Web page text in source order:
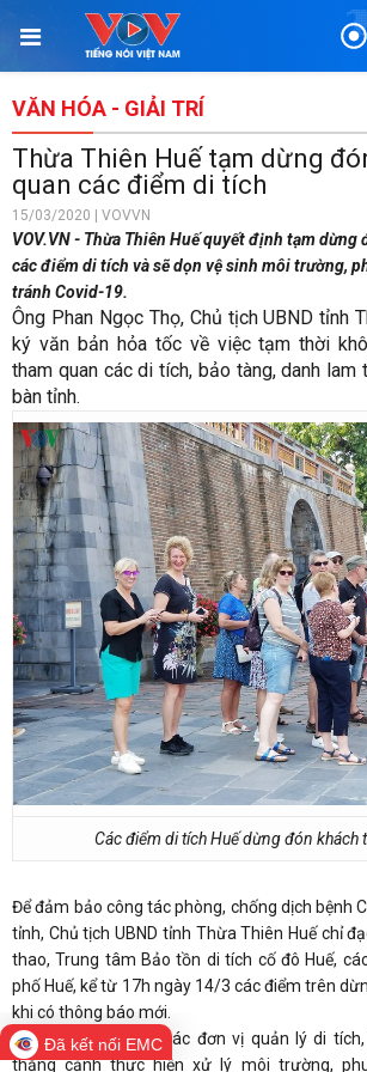
VĂN HÓA - GIẢI TRÍ
Thừa Thiên Huế tạm dừng
quan các điểm di tích
15/03/2020 | VOVVN
VOV.VN - Thừa Thiên Huế quyết định tạm dừng
các điểm di tích và sẽ dọn vệ sinh môi trường,
tránh Covid-19.
Ông Phan Ngọc Thọ, Chủ tịch UBND tỉnh
ký văn bản hỏa tốc về việc tạm thời
tham quan các di tích, bảo tàng, danh lam
bàn tỉnh.
Các điểm di tích Huế dừng đón khách
Để đảm bảo công tác phòng, chống dịch bệnh
tỉnh, Chủ tịch UBND tỉnh Thừa Thiên Huế chỉ
thao, Trung tâm Bảo tồn di tích cố đô Huế,
phố Huế, kể từ 17h ngày 14/3 các điểm trên
khi có thông báo mới.
Đồng thời, yêu cầu các đơn vị quản lý di
thắng cảnh thực hiện xử lý môi trường,
Đã kết nối EMC